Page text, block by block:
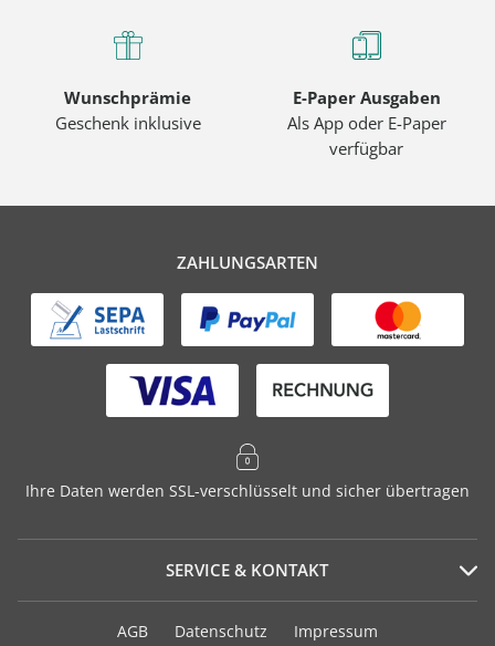
Wunschprämie
Geschenk inklusive
E-Paper Ausgaben
Als App oder E-Paper
verfügbar
ZAHLUNGSARTEN
Ihre Daten werden SSL-verschlüsselt und sicher übertragen
SERVICE & KONTAKT
Serviceportal
AGB Datenschutz Impressum